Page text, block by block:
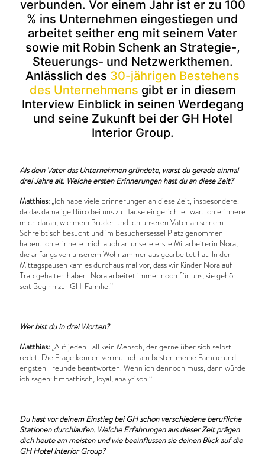
verbunden. Vor einem Jahr ist er zu 100
% ins Unternehmen eingestiegen und
arbeitet seither eng mit seinem Vater
sowie mit Robin Schenk an Strategie-,
Steuerungs- und Netzwerkthemen.
Anlässlich des 30-jährigen Bestehens
des Unternehmens gibt er in diesem
Interview Einblick in seinen Werdegang
und seine Zukunft bei der GH Hotel
Interior Group.
Als dein Vater das Unternehmen gründete, warst du gerade einmal
drei Jahre alt. Welche ersten Erinnerungen hast du an diese Zeit?
Matthias:„Ich habe viele Erinnerungen an diese Zeit, insbesondere,
da das damalige Büro bei uns zu Hause eingerichtet war. Ich erinnere
mich daran, wie mein Bruder und ich unseren Vater an seinem
Schreibtisch besucht und im Besuchersessel Platz genommen
haben. Ich erinnere mich auch an unsere erste Mitarbeiterin Nora,
die anfangs von unserem Wohnzimmer aus gearbeitet hat. In den
Mittagspausen kam es durchaus mal vor, dass wir Kinder Nora auf
Trab gehalten haben. Nora arbeitet immer noch für uns, sie gehört
seit Beginn zur GH-Familie!”
Wer bist du in drei Worten?
Matthias:„Auf jeden Fall kein Mensch, der gerne über sich selbst
redet. Die Frage können vermutlich am besten meine Familie und
engsten Freunde beantworten. Wenn ich dennoch muss, dann würde
ich sagen: Empathisch, loyal, analytisch.“
Du hast vor deinem Einstieg bei GH schon verschiedene berufliche
Stationen durchlaufen. Welche Erfahrungen aus dieser Zeit prägen
dich heute am meisten und wie beeinflussen sie deinen Blick auf die
GH Hotel Interior Group?